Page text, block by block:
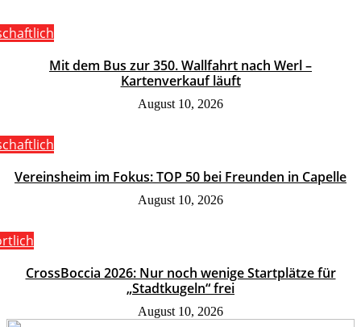
Mit dem Bus zur 350. Wallfahrt nach Werl –
Kartenverkauf läuft
August 10, 2026
Vereinsheim im Fokus: TOP 50 bei Freunden in Capelle
August 10, 2026
CrossBoccia 2026: Nur noch wenige Startplätze für
„Stadtkugeln“ frei
August 10, 2026